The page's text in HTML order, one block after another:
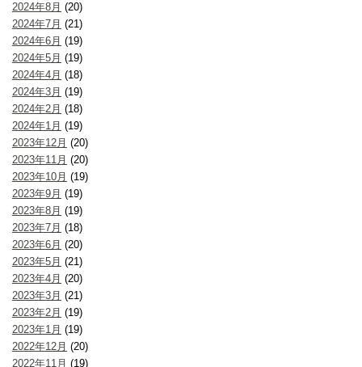
2024年8月 (20)
2024年7月 (21)
2024年6月 (19)
2024年5月 (19)
2024年4月 (18)
2024年3月 (19)
2024年2月 (18)
2024年1月 (19)
2023年12月 (20)
2023年11月 (20)
2023年10月 (19)
2023年9月 (19)
2023年8月 (19)
2023年7月 (18)
2023年6月 (20)
2023年5月 (21)
2023年4月 (20)
2023年3月 (21)
2023年2月 (19)
2023年1月 (19)
2022年12月 (20)
2022年11月 (19)